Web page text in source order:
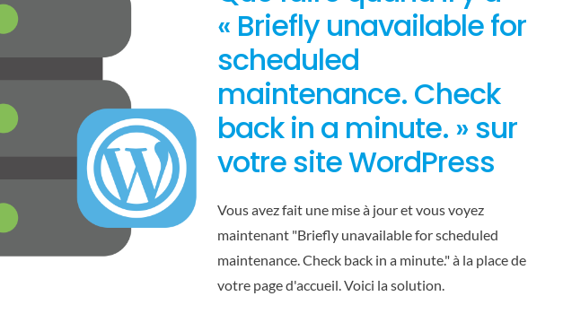
« Briefly unavailable for
scheduled
maintenance. Check
back in a minute. » sur
votre site WordPress
Vous avez fait une mise à jour et vous voyez
maintenant "Briefly unavailable for scheduled
maintenance. Check back in a minute." à la place de
votre page d'accueil. Voici la solution.